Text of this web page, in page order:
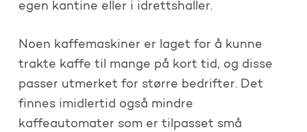
egen kantine eller i idrettshaller.
Noen kaffemaskiner er laget for å kunne
trakte kaffe til mange på kort tid, og disse
passer utmerket for større bedrifter. Det
finnes imidlertid også mindre
kaffeautomater som er tilpasset små